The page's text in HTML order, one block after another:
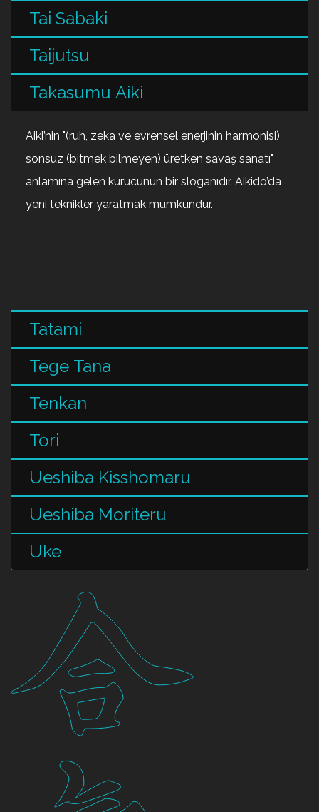
Tai Sabaki
Taijutsu
Takasumu Aiki
Aiki’nin "(ruh, zeka ve evrensel enerjinin harmonisi)
sonsuz (bitmek bilmeyen) üretken savaş sanatı"
anlamına gelen kurucunun bir sloganıdır. Aikido’da
yeni teknikler yaratmak mümkündür.
Tatami
Tege Tana
Tenkan
Tori
Ueshiba Kisshomaru
Ueshiba Moriteru
Uke